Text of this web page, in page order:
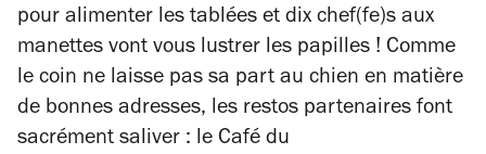
pour alimenter les tablées et dix chef(fe)s aux
manettes vont vous lustrer les papilles ! Comme
le coin ne laisse pas sa part au chien en matière
de bonnes adresses, les restos partenaires font
sacrément saliver : le Café du